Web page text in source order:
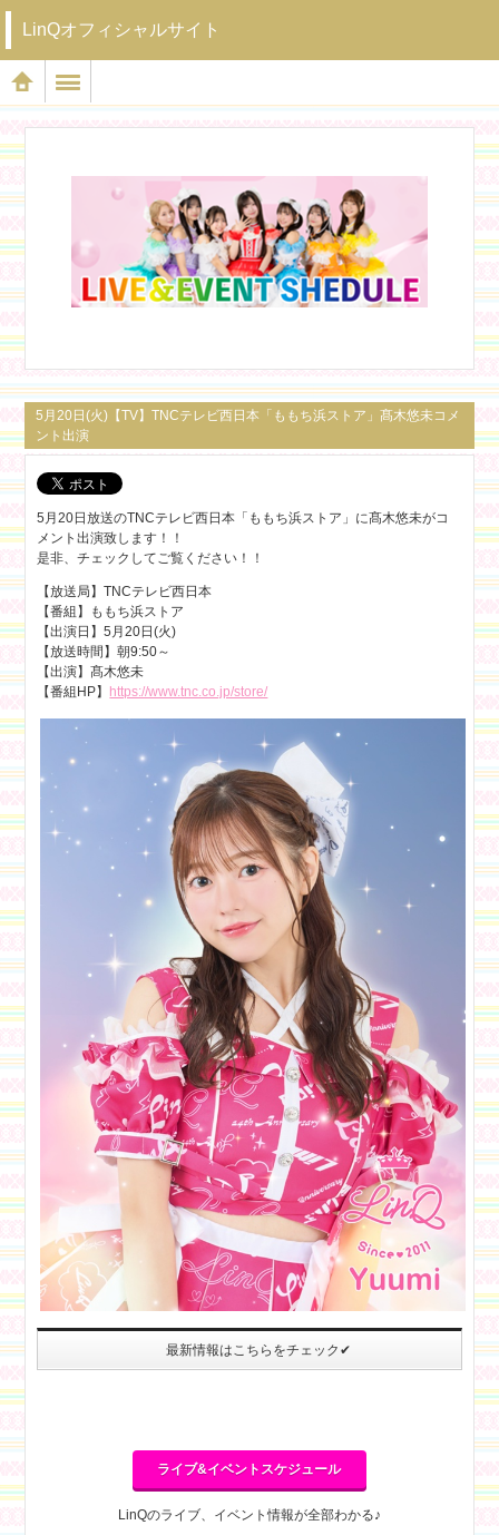
LinQオフィシャルサイト
5月20日(火)【TV】TNCテレビ西日本「ももち浜ストア」髙木悠未コメ
ント出演
5月20日放送のTNCテレビ西日本「ももち浜ストア」に髙木悠未がコ
メント出演致します！！
是非、チェックしてご覧ください！！
【放送局】TNCテレビ西日本
【番組】ももち浜ストア
【出演日】5月20日(火)
【放送時間】朝9:50～
【出演】髙木悠未
【番組HP】 https://www.tnc.co.jp/store/
最新情報はこちらをチェック✔
ライブ&イベントスケジュール
LinQのライブ、イベント情報が全部わかる♪